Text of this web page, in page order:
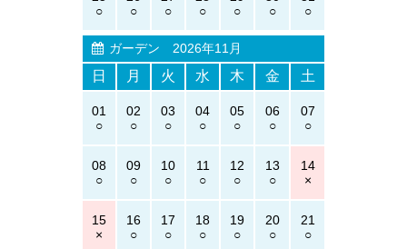
ガーデン 2026年11月
日 月 火 水 木 金 土
01 02 03 04 05 06 07
08 09 10 11 12 13 14
15 16 17 18 19 20 21